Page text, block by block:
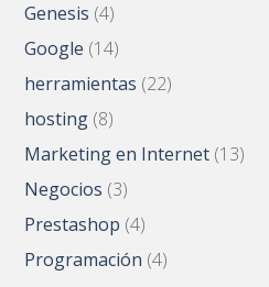
Genesis (4)
Google (14)
herramientas (22)
hosting (8)
Marketing en Internet (13)
Negocios (3)
Prestashop (4)
Programación (4)